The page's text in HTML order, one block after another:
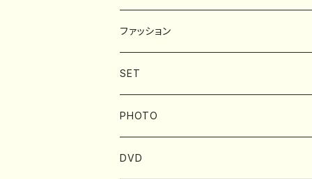
ファッション
BAG
Tシャツ
タオル
SET
PHOTO
フォトブック
DVD